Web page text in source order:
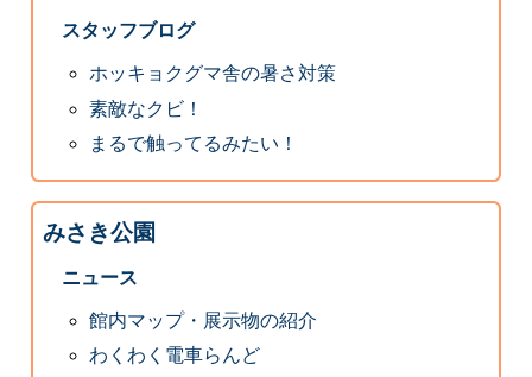
スタッフブログ
ホッキョクグマ舎の暑さ対策
素敵なクビ！
まるで触ってるみたい！
みさき公園
ニュース
館内マップ・展示物の紹介
わくわく電車らんど